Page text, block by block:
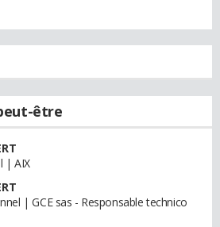
être
| AIX
| GCE sas - Responsable technico